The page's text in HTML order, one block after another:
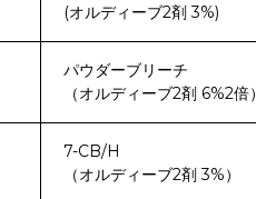
(オルディーブ2剤 3%)
パウダーブリーチ
（オルディーブ2剤 6%2倍）
7-CB/H
（オルディーブ2剤 3%）